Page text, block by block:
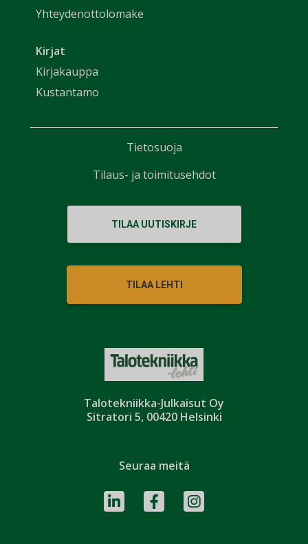
Talotekniikka-Julkaisut Oy
Sitratori 5, 00420 Helsinki
Yhteydenottolomake
Kirjat
Kirjakauppa
Kustantamo
TILAA UUTISKIRJE
TILAA LEHTI
Seuraa meitä
Tietosuoja
Tilaus- ja toimitusehdot